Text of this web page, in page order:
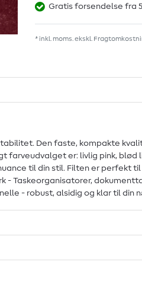
Gratis forsendelse fra
* inkl. moms. ekskl.
Den faste, kompakte
er: livlig pink,
til din stil. Filten er perfekt
Taskeorganisatorer,
- robust, alsidig og klar til din